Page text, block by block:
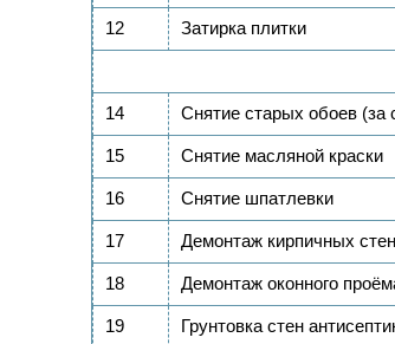
12 Затирка плитки
14 Снятие старых обоев (за
15 Снятие масляной краски
16 Снятие шпатлевки
17 Демонтаж кирпичных
18 Демонтаж оконного
19 Грунтовка стен